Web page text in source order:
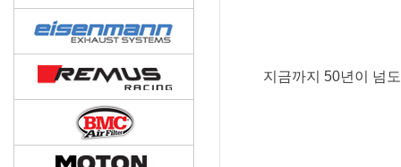
지금까지 50년이 넘